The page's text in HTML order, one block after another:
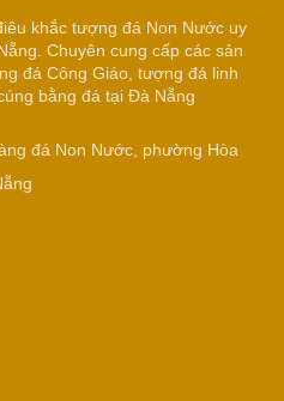
khắc tượng đá Non Nước uy
Chuyên cung cấp các sản
đá Công Giáo, tượng đá linh
bằng đá tại Đà Nẵng
đá Non Nước, phường Hòa